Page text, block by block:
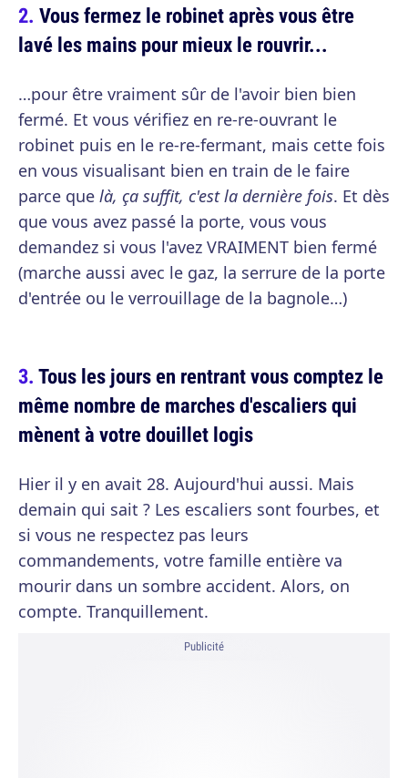
Vous fermez le robinet après vous être
lavé les mains pour mieux le rouvrir...
…pour être vraiment sûr de l'avoir bien bien
fermé. Et vous vérifiez en re-re-ouvrant le
robinet puis en le re-re-fermant, mais cette fois
en vous visualisant bien en train de le faire
parce que là, ça suffit, c'est la dernière fois. Et dès
que vous avez passé la porte, vous vous
demandez si vous l'avez VRAIMENT bien fermé
(marche aussi avec le gaz, la serrure de la porte
d'entrée ou le verrouillage de la bagnole…)
Tous les jours en rentrant vous comptez le
même nombre de marches d'escaliers qui
mènent à votre douillet logis
Hier il y en avait 28. Aujourd'hui aussi. Mais
demain qui sait ? Les escaliers sont fourbes, et
si vous ne respectez pas leurs
commandements, votre famille entière va
mourir dans un sombre accident. Alors, on
compte. Tranquillement.
Publicité